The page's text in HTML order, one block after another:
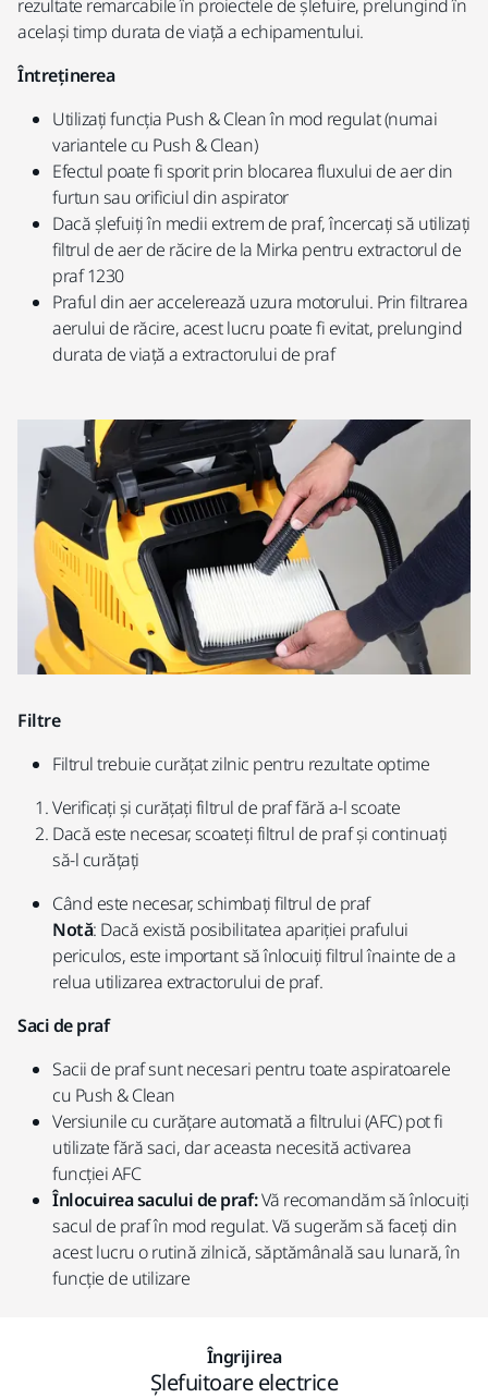
rezultate remarcabile în proiectele de șlefuire, prelungind în
același timp durata de viață a echipamentului.
Întreținerea
Utilizați funcția Push & Clean în mod regulat (numai
variantele cu Push & Clean)
Efectul poate fi sporit prin blocarea fluxului de aer din
furtun sau orificiul din aspirator
Dacă șlefuiți în medii extrem de praf, încercați să utilizați
filtrul de aer de răcire de la Mirka pentru extractorul de
praf 1230
Praful din aer accelerează uzura motorului. Prin filtrarea
aerului de răcire, acest lucru poate fi evitat, prelungind
durata de viață a extractorului de praf
Filtre
Filtrul trebuie curățat zilnic pentru rezultate optime
Verificați și curățați filtrul de praf fără a-l scoate
Dacă este necesar, scoateți filtrul de praf și continuați
să-l curățați
Când este necesar, schimbați filtrul de praf
Notă: Dacă există posibilitatea apariției prafului
periculos, este important să înlocuiți filtrul înainte de a
relua utilizarea extractorului de praf.
Saci de praf
Sacii de praf sunt necesari pentru toate aspiratoarele
cu Push & Clean
Versiunile cu curățare automată a filtrului (AFC) pot fi
utilizate fără saci, dar aceasta necesită activarea
funcției AFC
Înlocuirea sacului de praf:Vă recomandăm să înlocuiți
sacul de praf în mod regulat. Vă sugerăm să faceți din
acest lucru o rutină zilnică, săptămânală sau lunară, în
funcție de utilizare
Îngrijirea
Șlefuitoare electrice